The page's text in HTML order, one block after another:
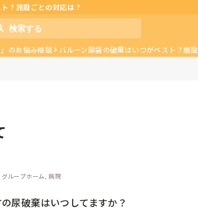
？施設ごとの対応は？
」のお悩み相談 バルーン尿袋の破棄はいつがベスト？施
ループホーム, 病院
尿破棄はいつしてますか？